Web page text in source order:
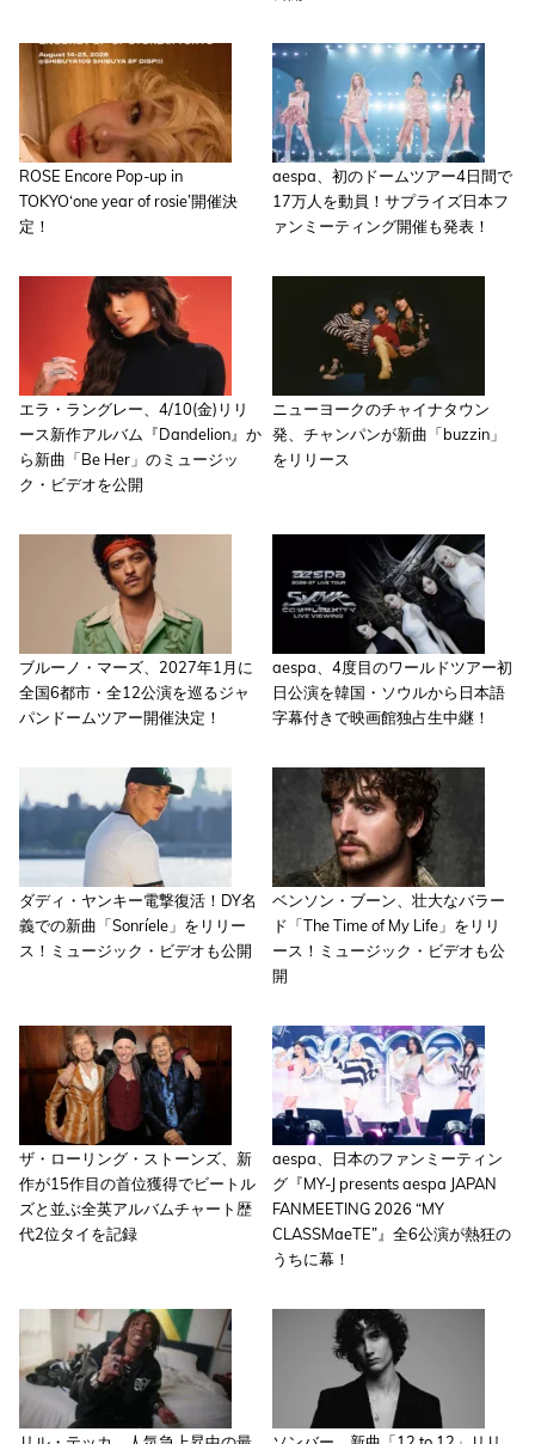
ROSE Encore Pop-up in
TOKYO‘one year of rosie’開催決
定！
aespa、初のドームツアー4日間で
17万人を動員！サプライズ日本フ
ァンミーティング開催も発表！
エラ・ラングレー、4/10(金)リリ
ース新作アルバム『Dandelion』か
ら新曲「Be Her」のミュージッ
ク・ビデオを公開
ニューヨークのチャイナタウン
発、チャンパンが新曲「buzzin」
をリリース
ブルーノ・マーズ、2027年1月に
全国6都市・全12公演を巡るジャ
パンドームツアー開催決定！
aespa、4度目のワールドツアー初
日公演を韓国・ソウルから日本語
字幕付きで映画館独占生中継！
ダディ・ヤンキー電撃復活！DY名
義での新曲「Sonríele」をリリー
ス！ミュージック・ビデオも公開
ベンソン・ブーン、壮大なバラー
ド「The Time of My Life」をリリ
ース！ミュージック・ビデオも公
開
ザ・ローリング・ストーンズ、新
作が15作目の首位獲得でビートル
ズと並ぶ全英アルバムチャート歴
代2位タイを記録
aespa、日本のファンミーティン
グ『MY-J presents aespa JAPAN
FANMEETING 2026 “MY
CLASSMaeTE”』全6公演が熱狂の
うちに幕！